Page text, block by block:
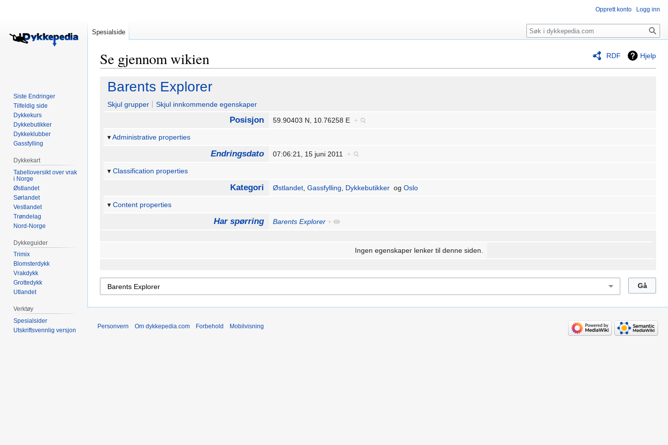
RDF Hjelp
Se gjennom wikien
Hopp
navigering
Hopp
søk
Barents Explorer
Skjul grupper Skjul innkommende egenskaper
Posisjon 59.90403 N, 10.76258 E +
Administrative properties
Endringsdato 07:06:21, 15 juni 2011 +
Classification properties
Kategori Østlandet,Gassfylling, Dykkebutikker ogOslo
Content properties
Har spørring Barents Explorer +
Ingen egenskaper lenker til denne siden.
Opprett konto Logg inn
Spesialside Søk
Siste Endringer
Tilfeldig side
Dykkekurs
Dykkebutikker
Dykkeklubber
Gassfylling
Dykkekart
Tabelloversikt over vrak
i Norge
Østlandet
Sørlandet
Vestlandet
Trøndelag
Nord-Norge
Dykkeguider
Trimix
Blomsterdykk
Vrakdykk
Grottedykk
Utlandet
Verktøy
Spesialsider
Utskriftsvennlig versjon
Personvern Om dykkepedia.com Forbehold Mobilvisning